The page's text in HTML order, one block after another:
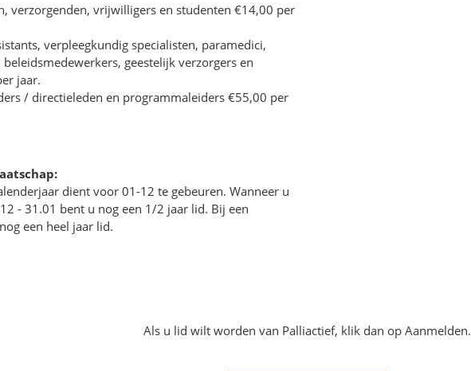
verzorgenden, vrijwilligers en studenten €14,00 per
verpleegkundig specialisten, paramedici,
geestelijk verzorgers en
jaar.
/ directieleden en programmaleiders €55,00 per
dient voor 01-12 te gebeuren. Wanneer u
- 31.01 bent u nog een 1/2 jaar lid. Bij een
een heel jaar lid.
Als u lid wilt worden van Palliactief, klik dan op Aanmelden.